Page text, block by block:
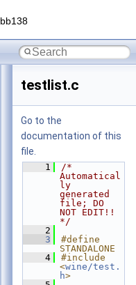
testlist.c
Go to the
documentation of this
file.
    1
/*
Automatical
ly
generated
file; DO
NOT EDIT!!
*/
    2
    3
#define
STANDALONE
    4
#include
<wine/test.
h>